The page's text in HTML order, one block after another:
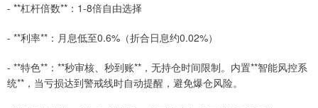
- **杠杆倍数**：1-8倍自由选择
- **利率**：月息低至0.6%（折合日息约0.02%）
- **特色**：**秒审核、秒到账**，无持仓时间限制。内置**智能风控系
统**，当亏损达到警戒线时自动提醒，避免爆仓风险。